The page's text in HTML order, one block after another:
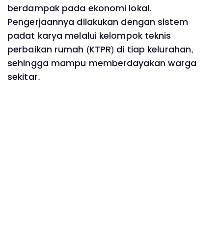
berdampak pada ekonomi lokal.
Pengerjaannya dilakukan dengan sistem
padat karya melalui kelompok teknis
perbaikan rumah (KTPR) di tiap kelurahan,
sehingga mampu memberdayakan warga
sekitar.